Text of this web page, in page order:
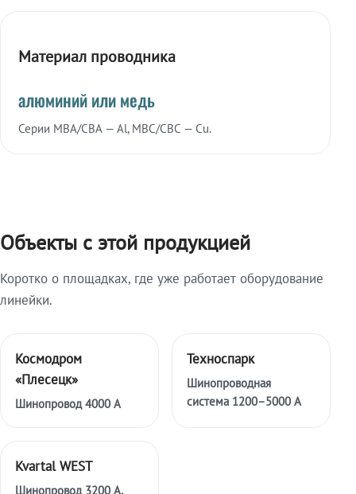
Материал проводника
алюминий или медь
Серии МВА/СВА — Al, МВС/СВС — Cu.
Объекты с этой продукцией
Коротко о площадках, где уже работает оборудование
линейки.
Космодром
«Плесецк»
Шинопровод 4000 А
Техноспарк
Шинопроводная
система 1200–5000 А
Kvartal WEST
Шинопровод 3200 А,